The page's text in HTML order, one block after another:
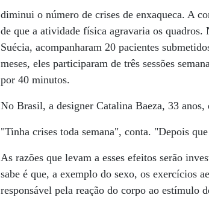
diminui o número de crises de enxaqueca. A
de que a atividade física agravaria os
Suécia, acompanharam 20 pacientes
meses, eles participaram de três sessões
por 40 minutos.
No Brasil, a designer Catalina Baeza, 33 anos,
"Tinha crises toda semana", conta. "Depois
As razões que levam a esses efeitos serão
sabe é que, a exemplo do sexo, os exercícios
responsável pela reação do corpo ao estímulo